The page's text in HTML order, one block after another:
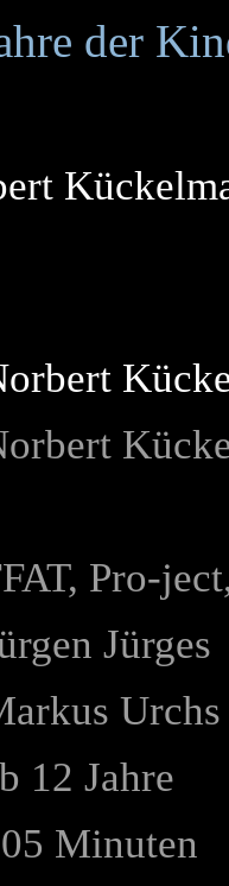
der
Pro-
Jürges
Urchs
12 Jahre
Minuten